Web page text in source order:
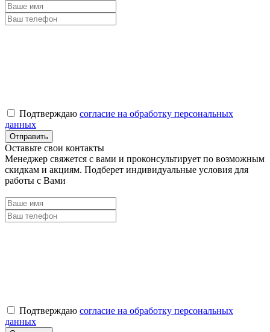
Подтверждаю согласие на обработку персональных
данных
Оставьте свои контакты
Менеджер свяжется с вами и проконсультирует по возможным
скидкам и акциям. Подберет индивидуальные условия для
работы с Вами
Подтверждаю согласие на обработку персональных
данных